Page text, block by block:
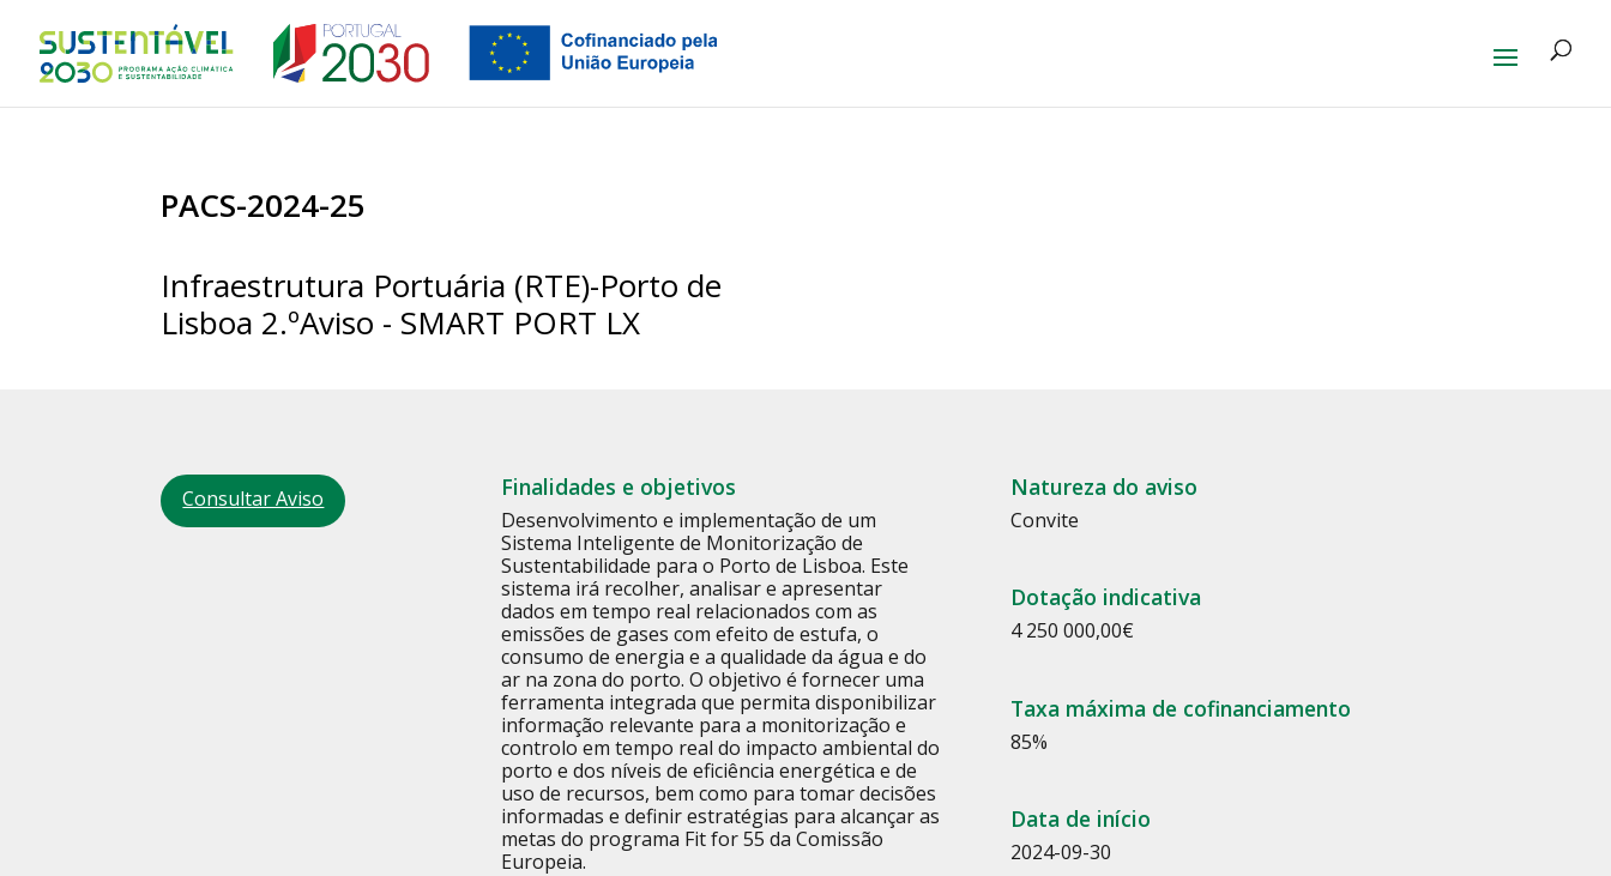
PACS-2024-25
Infraestrutura Portuária (RTE)-Porto de
Lisboa 2.ºAviso - SMART PORT LX
Consultar Aviso Finalidades e objetivos
Desenvolvimento e implementação de um
Sistema Inteligente de Monitorização de
Sustentabilidade para o Porto de Lisboa. Este
sistema irá recolher, analisar e apresentar
dados em tempo real relacionados com as
emissões de gases com efeito de estufa, o
consumo de energia e a qualidade da água e do
ar na zona do porto. O objetivo é fornecer uma
ferramenta integrada que permita disponibilizar
informação relevante para a monitorização e
controlo em tempo real do impacto ambiental do
porto e dos níveis de eficiência energética e de
uso de recursos, bem como para tomar decisões
informadas e definir estratégias para alcançar as
metas do programa Fit for 55 da Comissão
Europeia.
Natureza do aviso
Convite
Dotação indicativa
4 250 000,00€
Taxa máxima de cofinanciamento
85%
Data de início
2024-09-30